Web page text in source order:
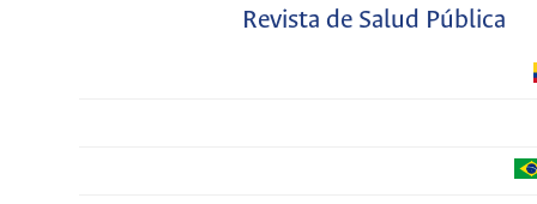
Revista de Salud Pública